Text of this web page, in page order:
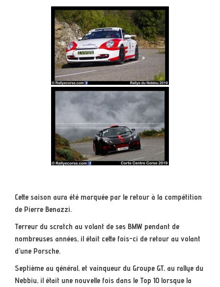
Cette saison aura été marquée par le retour à la compétition
de Pierre Benazzi.
Terreur du scratch au volant de ses BMW pendant de
nombreuses années, il était cette fois-ci de retour au volant
d’une Porsche.
Septième au général, et vainqueur du Groupe GT, au rallye du
Nebbiu, il était une nouvelle fois dans le Top 10 lorsque la